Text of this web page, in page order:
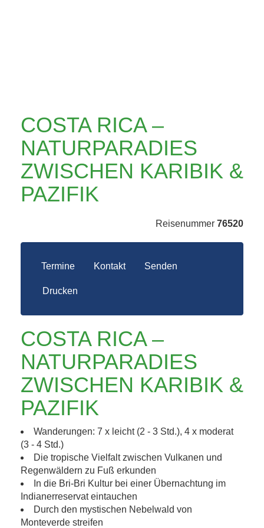
COSTA RICA –
NATURPARADIES
ZWISCHEN KARIBIK &
PAZIFIK
Reisenummer 76520
Termine Kontakt Senden
Drucken
COSTA RICA –
NATURPARADIES
ZWISCHEN KARIBIK &
PAZIFIK
Wanderungen: 7 x leicht (2 - 3 Std.), 4 x moderat
(3 - 4 Std.)
Die tropische Vielfalt zwischen Vulkanen und
Regenwäldern zu Fuß erkunden
In die Bri-Bri Kultur bei einer Übernachtung im
Indianerreservat eintauchen
Durch den mystischen Nebelwald von
Monteverde streifen